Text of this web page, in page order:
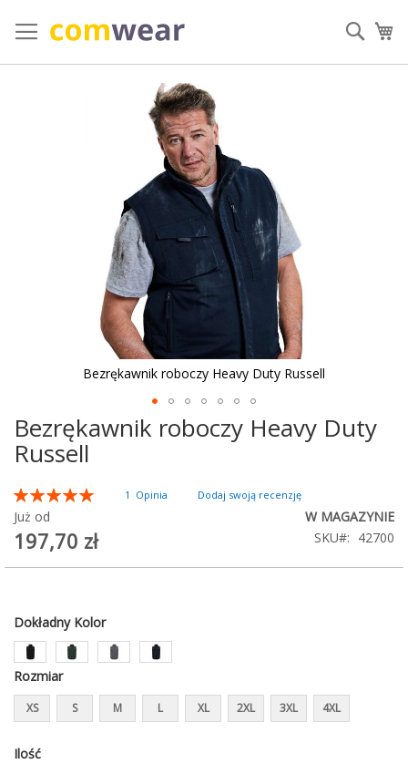
do
treści
Bezrękawnik roboczy Heavy Duty
Russell
Ocena:
100
% of 100
1 Opinia Dodaj swoją recenzję
Już od
197,70 zł
W MAGAZYNIE
SKU
42700
Dokładny Kolor
Rozmiar
XS S M L XL 2XL 3XL 4XL
Ilość
Bezrękawnik roboczy Heavy Duty Russell
Przejdź
na
początek